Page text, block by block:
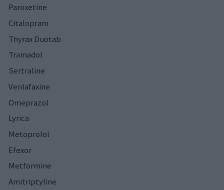
Paroxetine
Citalopram
Thyrax Duotab
Tramadol
Sertraline
Venlafaxine
Omeprazol
Lyrica
Metoprolol
Efexor
Metformine
Amitriptyline